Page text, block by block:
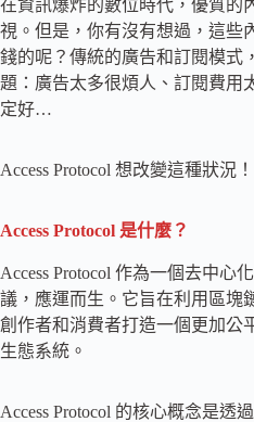
在資訊爆炸的數位時代，優質的
視。但是，你有沒有想過，這些
錢的呢？傳統的廣告和訂閱模式
題：廣告太多很煩人、訂閱費用
定好…
Access Protocol 想改變這種狀況！
Access Protocol 是什麼？
Access Protocol 作為一個去中心
議，應運而生。它旨在利用區塊
創作者和消費者打造一個更加公
生態系統。
Access Protocol 的核心概念是透